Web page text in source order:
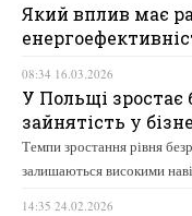
Який вплив має
08:34 16.03.2026
У Польщі зростає
зайнятість у
Темпи зростання рівня
залишаються високими
14:35 24.02.2026